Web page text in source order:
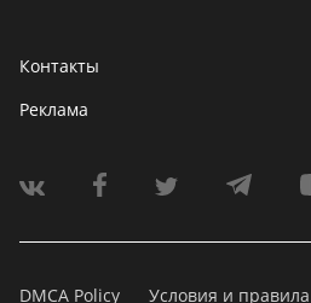
Контакты
Реклама
DMCA Policy Условия и правила